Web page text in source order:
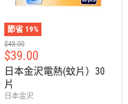
節省 19%
建
議
零
售
價
$48.00
售
價
$39.00
日本金沢電熱(蚊片）30
片
日本金沢